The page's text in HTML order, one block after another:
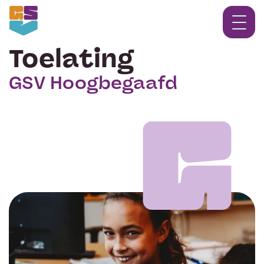
Toelating
GSV Hoogbegaafd